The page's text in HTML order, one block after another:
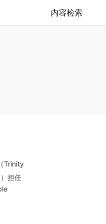
内容检索
Trinity
担任